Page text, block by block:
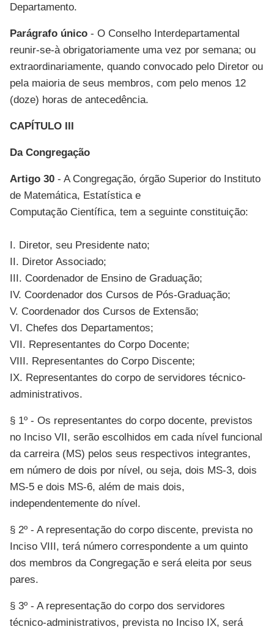
Departamento.
Parágrafo único - O Conselho Interdepartamental
reunir-se-à obrigatoriamente uma vez por semana; ou
extraordinariamente, quando convocado pelo Diretor ou
pela maioria de seus membros, com pelo menos 12
(doze) horas de antecedência.
CAPÍTULO III
Da Congregação
Artigo 30 - A Congregação, órgão Superior do Instituto
de Matemática, Estatística e
Computação Científica, tem a seguinte constituição:
I. Diretor, seu Presidente nato;
II. Diretor Associado;
III. Coordenador de Ensino de Graduação;
IV. Coordenador dos Cursos de Pós-Graduação;
V. Coordenador dos Cursos de Extensão;
VI. Chefes dos Departamentos;
VII. Representantes do Corpo Docente;
VIII. Representantes do Corpo Discente;
IX. Representantes do corpo de servidores técnico-
administrativos.
§ 1º - Os representantes do corpo docente, previstos
no Inciso VII, serão escolhidos em cada nível funcional
da carreira (MS) pelos seus respectivos integrantes,
em número de dois por nível, ou seja, dois MS-3, dois
MS-5 e dois MS-6, além de mais dois,
independentemente do nível.
§ 2º - A representação do corpo discente, prevista no
Inciso VIII, terá número correspondente a um quinto
dos membros da Congregação e será eleita por seus
pares.
§ 3º - A representação do corpo dos servidores
técnico-administrativos, prevista no Inciso IX, será